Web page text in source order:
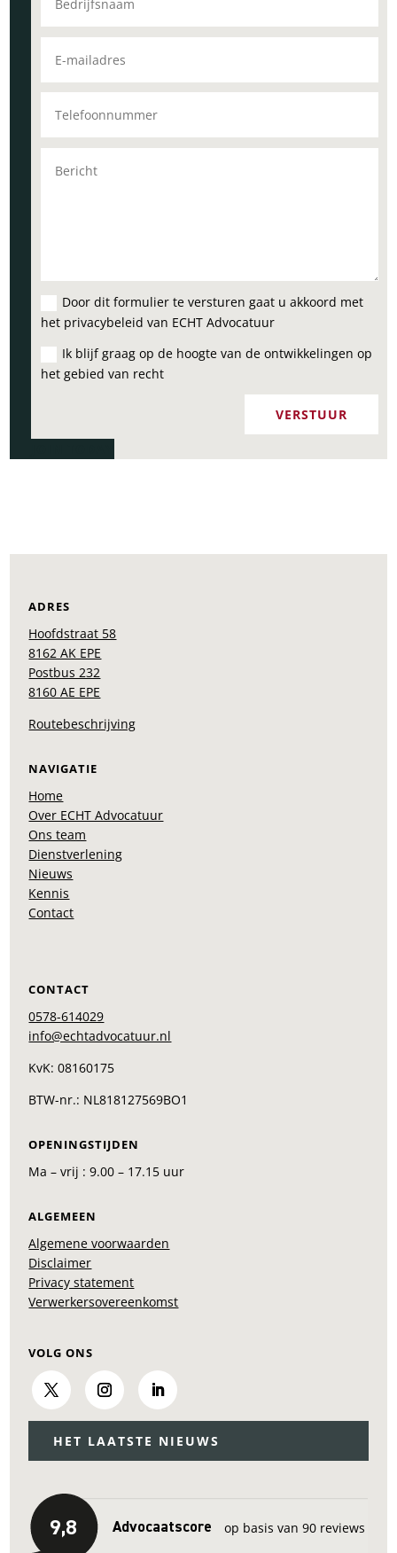
Door dit formulier te versturen gaat u akkoord met
het privacybeleid van ECHT Advocatuur
Ik blijf graag op de hoogte van de ontwikkelingen op
het gebied van recht
VERSTUUR
ADRES
Hoofdstraat 58
8162 AK EPE
Postbus 232
8160 AE EPE
Routebeschrijving
NAVIGATIE
Home
Over ECHT Advocatuur
Ons team
Dienstverlening
Nieuws
Kennis
Contact
CONTACT
0578-614029
info@echtadvocatuur.nl
KvK: 08160175
BTW-nr.: NL818127569BO1
OPENINGSTIJDEN
Ma – vrij : 9.00 – 17.15 uur
ALGEMEEN
Algemene voorwaarden
Disclaimer
Privacy statement
Verwerkersovereenkomst
VOLG ONS
HET LAATSTE NIEUWS